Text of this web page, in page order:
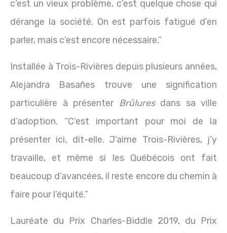
c’est un vieux problème, c’est quelque chose qui
dérange la société. On est parfois fatigué d’en
parler, mais c’est encore nécessaire.”
Installée à Trois-Rivières depuis plusieurs années,
Alejandra Basañes trouve une signification
particulière à présenter Brûluresdans sa ville
d’adoption. “C’est important pour moi de la
présenter ici, dit-elle. J’aime Trois-Rivières, j’y
travaille, et même si les Québécois ont fait
beaucoup d’avancées, il reste encore du chemin à
faire pour l’équité.”
Lauréate du Prix Charles-Biddle 2019, du Prix